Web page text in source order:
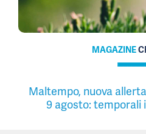
MAGAZINE
Maltempo, nuova
9 agosto: temporali